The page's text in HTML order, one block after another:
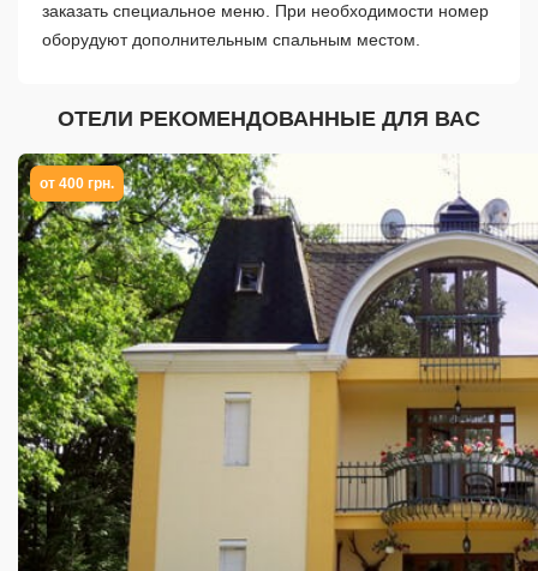
заказать специальное меню. При необходимости номер
оборудуют дополнительным спальным местом.
ОТЕЛИ РЕКОМЕНДОВАННЫЕ ДЛЯ ВАС
от 400 грн.